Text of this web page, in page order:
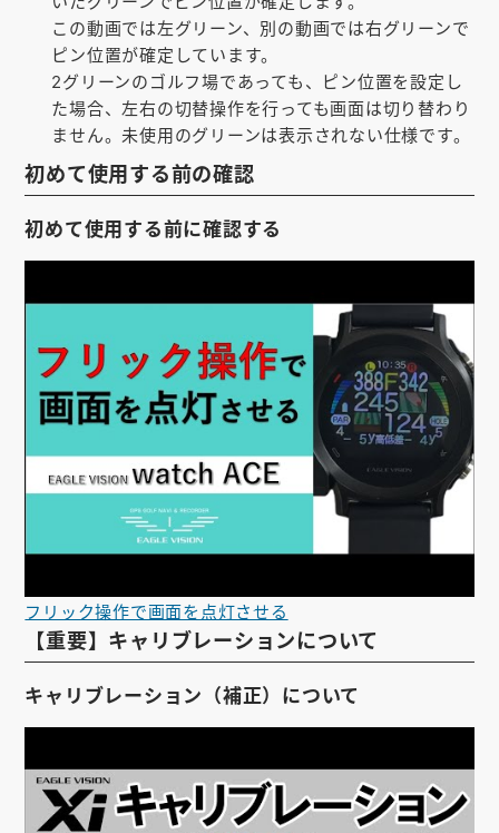
この動画では左グリーン、別の動画では右グリーンで
ピン位置が確定しています。
2グリーンのゴルフ場であっても、ピン位置を設定し
た場合、左右の切替操作を行っても画面は切り替わり
ません。未使用のグリーンは表示されない仕様です。
初めて使用する前の確認
初めて使用する前に確認する
フリック操作で画面を点灯させる
【重要】キャリブレーションについて
キャリブレーション（補正）について